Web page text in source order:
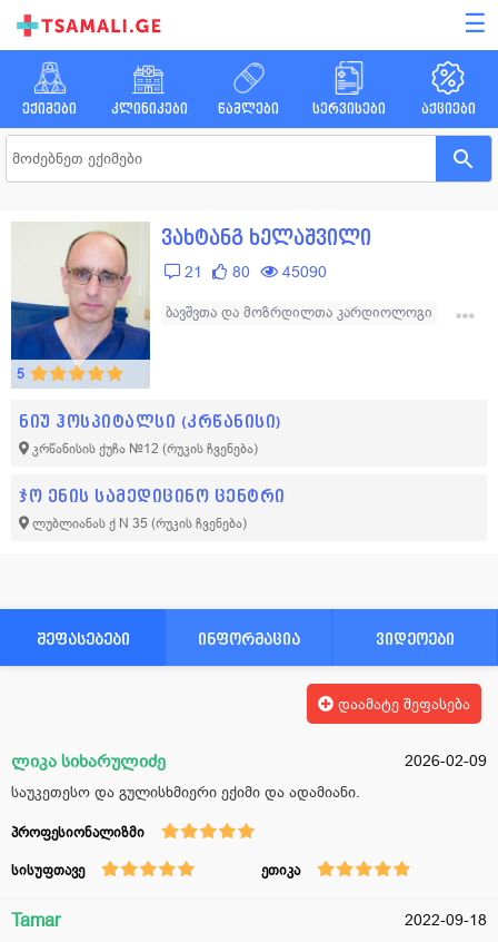
☰
ექიმები კლინიკები წამლები სერვისები აქციები
5
ვახტანგ ხელაშვილი
21 80 45090
ბავშვთა და მოზრდილთა კარდიოლოგი
ნიუ ჰოსპიტალსი (კრწანისი)
კრწანისის ქუჩა №12 (რუკის ჩვენება)
ჯო ენის სამედიცინო ცენტრი
ლუბლიანას ქ N 35 (რუკის ჩვენება)
შეფასებები ინფორმაცია ვიდეოები
დაამატე შეფასება
ლიკა სიხარულიძე
2026-02-09
საუკეთესო და გულისხმიერი ექიმი და ადამიანი.
პროფესიონალიზმი
სისუფთავე ეთიკა
Tamar
2022-09-18